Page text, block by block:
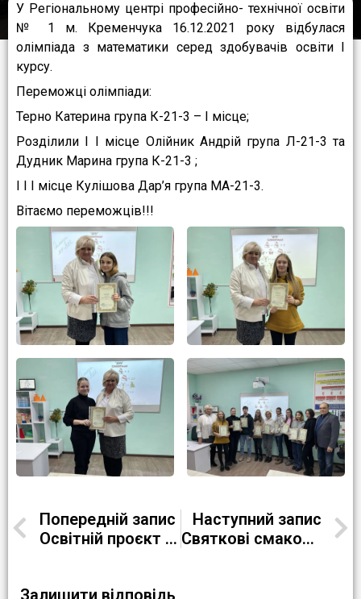
У Регіональному центрі професійно- технічної освіти
№ 1 м. Кременчука 16.12.2021 року відбулася
олімпіада з математики серед здобувачів освіти I
курсу.
Переможці олімпіади:
Терно Катерина група К-21-3 – I місце;
Розділили I I місце Олійник Андрій група Л-21-3 та
Дудник Марина група К-21-3 ;
I I I місце Кулішова Дар’я група МА-21-3.
Вітаємо переможців!!!
Попередній запис
Освітній проєкт на УРОК – «Олімпіада- осінь-2021»
Наступний запис
Святкові смаколики для себе та своїх рідних